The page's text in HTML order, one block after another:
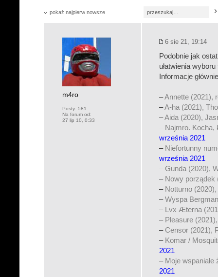
pokaż najpierw nowsze
m4ro
Posty: 581
Na forum od:
27 lip 10, 0:33
6 sie 21, 19:14
Podobnie jak
ułatwienia wyboru
Informacje
–Annette (2021),
–A-ha (2021),
–Aida (2020),
– Najmro. Kocha,
września 2021
– Niefortunny
września 2021
–Gunda (2020),
– Nowy porządek
– Notturno
–Wyspa
– Lvx Æterna
– Pleasure
– Censor (2021),
– Komar /
2021
– Moje
2021